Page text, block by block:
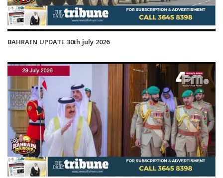
BAHRAIN UPDATE 30th july 2026